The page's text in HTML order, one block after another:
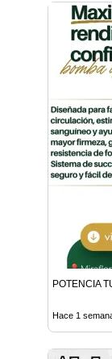
POTENCIA
Hace 1